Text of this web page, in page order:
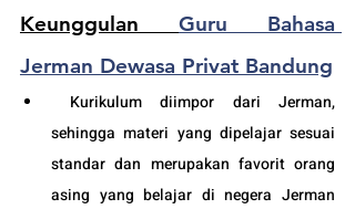
Keunggulan Guru Bahasa
Jerman Dewasa Privat Bandung
sehingga materi yang dipelajar sesuai
standar dan merupakan favorit orang
asing yang belajar di negera Jerman